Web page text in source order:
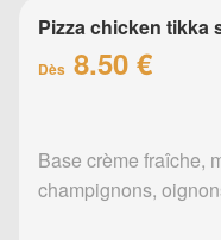
Pizza chicken tikka
Dès 8.50 €
Base crème fraîche,
champignons,